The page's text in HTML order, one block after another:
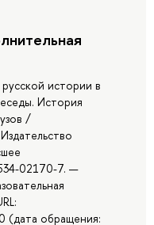
истории в
История
/
02170-7. —
обращения: